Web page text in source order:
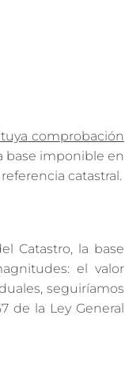
comprobación
base imponible en
catastral.
Catastro, la base
el valor
seguiríamos
de la Ley General